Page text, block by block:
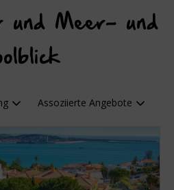
und Meer- und
Assoziierte Angebote